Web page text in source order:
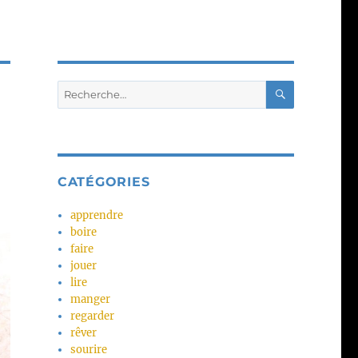
Recherche
pour :
CATÉGORIES
apprendre
boire
faire
jouer
lire
manger
regarder
rêver
sourire